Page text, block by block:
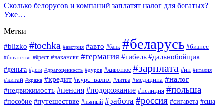
Сколько белорусов и компаний заплатят налог для богатых?
Уже…
Метки
#blizko #tochka #австрия #авто #банк #беларусь #бизнес
#богатство #брест #вакансия #германия #гибель #дальнобойщик
#деньга #дети #драгоценность #дуров #животное #зарплата #ип #италия
#китай #кража #кредит #курс_валют #литва #медицина #налог
#недвижимость #пенсия #подорожание #полиция #польша
#пособие #путешествие #пьяный #работа #россия #сигарета #сша